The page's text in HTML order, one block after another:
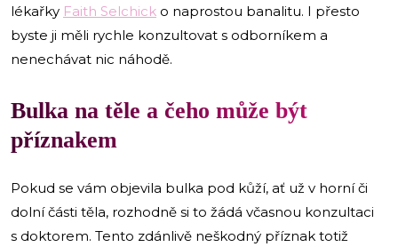
lékařky Faith Selchick o naprostou banalitu. I přesto
byste ji měli rychle konzultovat s odborníkem a
nenechávat nic náhodě.
Bulka na těle a čeho může být
příznakem
Pokud se vám objevila bulka pod kůží, ať už v horní či
dolní části těla, rozhodně si to žádá včasnou konzultaci
s doktorem. Tento zdánlivě neškodný příznak totiž